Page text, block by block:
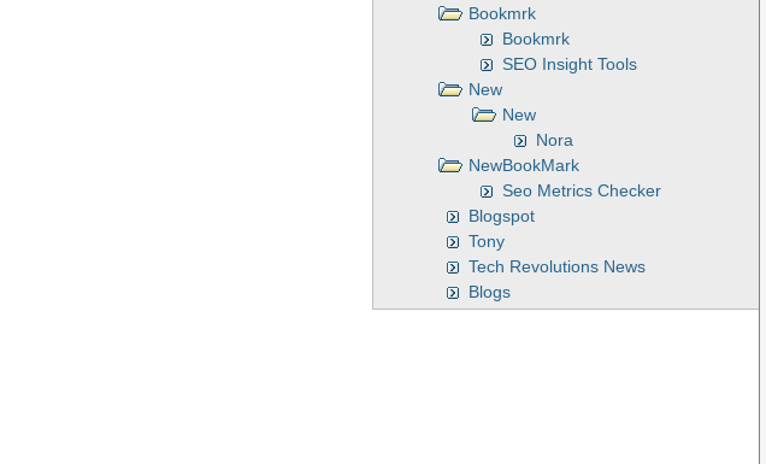
Bookmrk
Bookmrk
SEO Insight Tools
New
New
Nora
NewBookMark
Seo Metrics Checker
Blogspot
Tony
Tech Revolutions News
Blogs